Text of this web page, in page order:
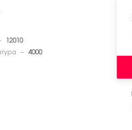
12010
—
4000